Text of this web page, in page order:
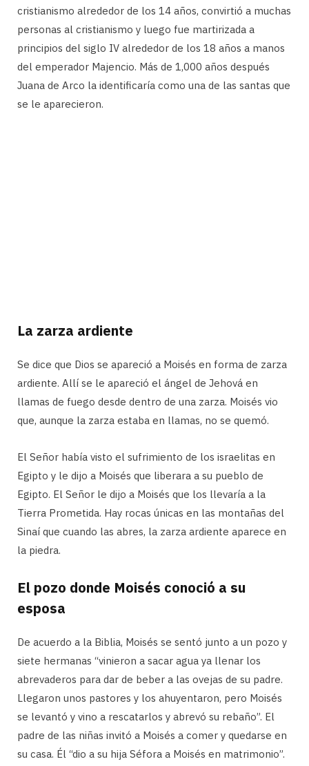
cristianismo alrededor de los 14 años, convirtió a muchas
personas al cristianismo y luego fue martirizada a
principios del siglo IV alrededor de los 18 años a manos
del emperador Majencio. Más de 1,000 años después
Juana de Arco la identificaría como una de las santas que
se le aparecieron.
La zarza ardiente
Se dice que Dios se apareció a Moisés en forma de zarza
ardiente. Allí se le apareció el ángel de Jehová en
llamas de fuego desde dentro de una zarza. Moisés vio
que, aunque la zarza estaba en llamas, no se quemó.
El Señor había visto el sufrimiento de los israelitas en
Egipto y le dijo a Moisés que liberara a su pueblo de
Egipto. El Señor le dijo a Moisés que los llevaría a la
Tierra Prometida. Hay rocas únicas en las montañas del
Sinaí que cuando las abres, la zarza ardiente aparece en
la piedra.
El pozo donde Moisés conoció a su
esposa
De acuerdo a la Biblia, Moisés se sentó junto a un pozo y
siete hermanas “vinieron a sacar agua ya llenar los
abrevaderos para dar de beber a las ovejas de su padre.
Llegaron unos pastores y los ahuyentaron, pero Moisés
se levantó y vino a rescatarlos y abrevó su rebaño”. El
padre de las niñas invitó a Moisés a comer y quedarse en
su casa. Él “dio a su hija Séfora a Moisés en matrimonio”.